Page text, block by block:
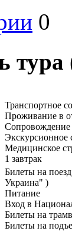
0
тура
Транспортное
Проживание в
Сопровождение
Экскурсионное
Медицинское
1 завтрак
Билеты на
Украина" )
Питание
Вход в
Билеты на
Билеты на